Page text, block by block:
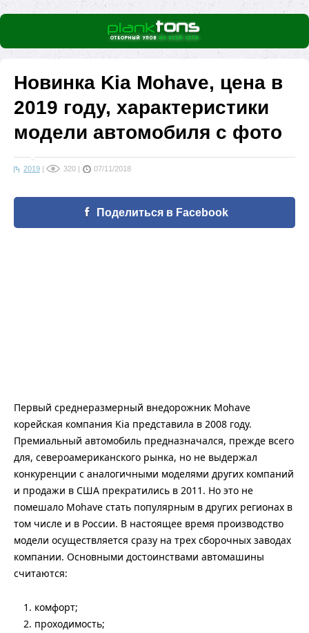
Новинка Kia Mohave, цена в
2019 году, характеристики
модели автомобиля с фото
2019 | 320 | 07/11/2018
Поделиться в Facebook
Первый среднеразмерный внедорожник Mohave
корейская компания Kia представила в 2008 году.
Премиальный автомобиль предназначался, прежде всего
для, североамериканского рынка, но не выдержал
конкуренции с аналогичными моделями других компаний
и продажи в США прекратились в 2011. Но это не
помешало Mohave стать популярным в других регионах в
том числе и в России. В настоящее время производство
модели осуществляется сразу на трех сборочных заводах
компании. Основными достоинствами автомашины
считаются:
комфорт;
проходимость;